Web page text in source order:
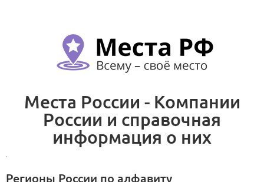
Места России - Компании
России и справочная
информация о них
Регионы России по алфавиту